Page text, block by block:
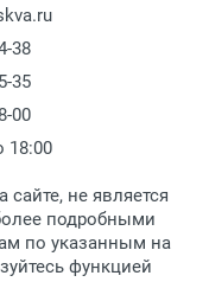
производится
на пункте
счет.
г. Москва,
17, корпус 1,
55-35.
в пункт
с
поступлении
при себе
в течение 3
38
35
00
18:00
не является
подробными
по указанным на
функцией